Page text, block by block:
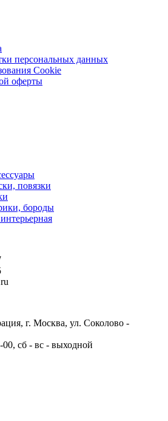
персональных данных
Cookie
оферты
повязки
бороды
г. Москва, ул. Соколово -
сб - вс - выходной